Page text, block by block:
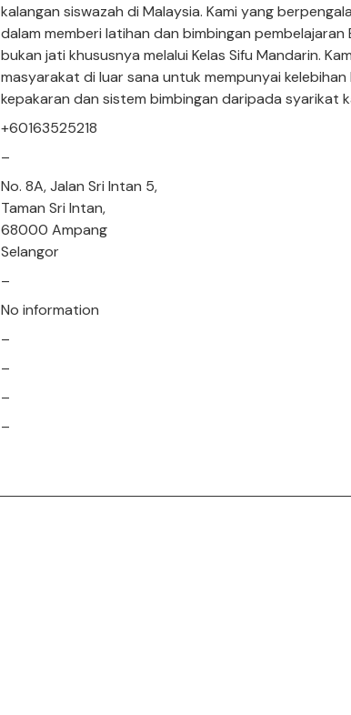
kalangan siswazah di Malaysia. Kami yang
dalam memberi latihan dan bimbingan
bukan jati khususnya melalui Kelas Sifu Mandarin.
masyarakat di luar sana untuk mempunyai
kepakaran dan sistem bimbingan daripada syarikat
+60163525218
–
No. 8A, Jalan Sri Intan 5,
Taman Sri Intan,
68000 Ampang
Selangor
–
No information
–
–
–
–